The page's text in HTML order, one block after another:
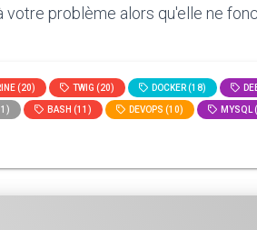
problème alors qu'elle ne
(20) TWIG (20) DOCKER (18)
BASH (11) DEVOPS (10) MYSQL